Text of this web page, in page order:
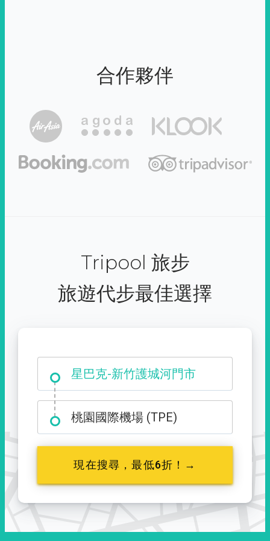
合作夥伴
Tripool 旅步
旅遊代步最佳選擇
星巴克-新竹護城河門市
大霸尖山登山口
桃園國際機場 (TPE)
現在搜尋，最低6折！→